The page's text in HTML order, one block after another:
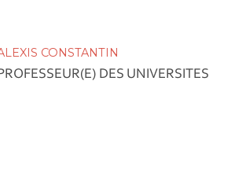
CONSTANTIN
DES UNIVERSITES